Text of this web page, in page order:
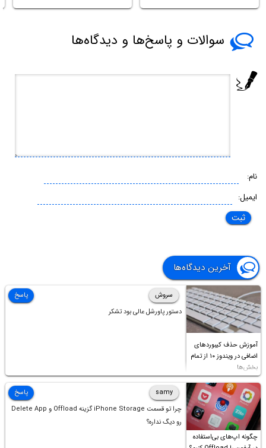
سوالات و پاسخ‌ها و دیدگاه‌ها
نام:
ایمیل:
آخرین دیدگاه‌ها
آموزش حذف کیبوردهای
اضافی در ویندوز ۱۰ از تمام
بخش‌ها
سروش
دستور پاورشل عالی بود تشکر
پاسخ
چگونه اپ‌های بی‌استفاده
samy
چرا تو قسمت iPhone Storage گزینه Offload و Delete App
رو دیگ نداره؟
پاسخ